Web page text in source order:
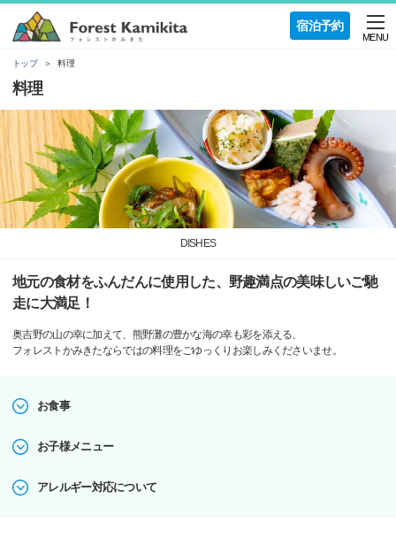
宿泊予約
MENU
トップ 料理
料理
DISHES
地元の食材をふんだんに使用した、野趣満点の美味しいご馳
走に大満足！
奥吉野の山の幸に加えて、熊野灘の豊かな海の幸も彩を添える、
フォレストかみきたならではの料理をごゆっくりお楽しみくださいませ。
お食事
お子様メニュー
アレルギー対応について